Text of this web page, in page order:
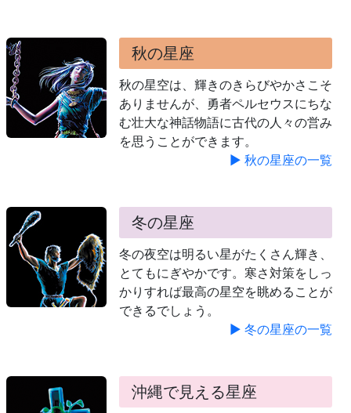
秋の星座
秋の星空は、輝きのきらびやかさこそ
ありませんが、勇者ペルセウスにちな
む壮大な神話物語に古代の人々の営み
を思うことができます。
▶ 秋の星座の一覧
冬の星座
冬の夜空は明るい星がたくさん輝き、
とてもにぎやかです。寒さ対策をしっ
かりすれば最高の星空を眺めることが
できるでしょう。
▶ 冬の星座の一覧
沖縄で見える星座